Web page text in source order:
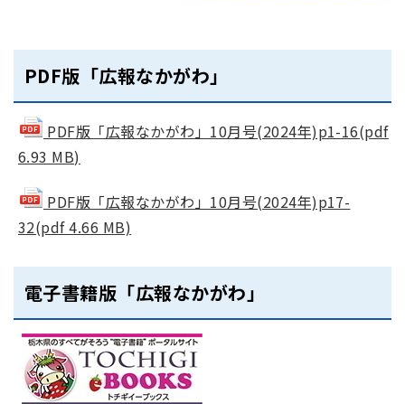
PDF版「広報なかがわ」
PDF版「広報なかがわ」10月号(2024年)p1-16(pdf
6.93 MB)
PDF版「広報なかがわ」10月号(2024年)p17-
32(pdf 4.66 MB)
電子書籍版「広報なかがわ」